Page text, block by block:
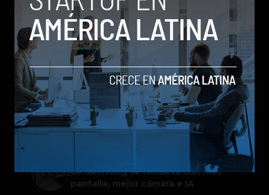
ChatGPT Work: el nuevo asistente
de OpenAI que promete mejorar la
productividad laboral
Spotify extiende las cuentas
gestionadas para menores a su plan
gratuito en seis países
Google permitirá iniciar sesión con
un video de tu rostro
Galaxy Z Flip8: el plegable compacto
de Samsung se renueva con más
pantalla, mejor cámara e IA